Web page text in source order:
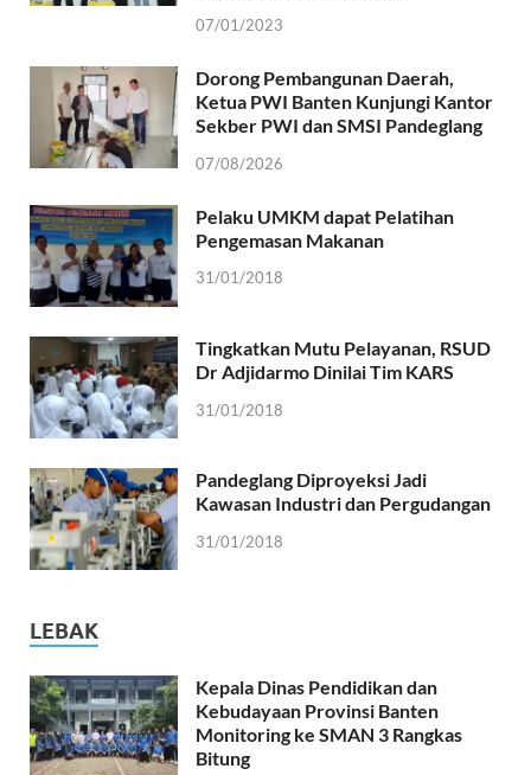
07/01/2023
Dorong Pembangunan Daerah,
Ketua PWI Banten Kunjungi Kantor
Sekber PWI dan SMSI Pandeglang
07/08/2026
Pelaku UMKM dapat Pelatihan
Pengemasan Makanan
31/01/2018
Tingkatkan Mutu Pelayanan, RSUD
Dr Adjidarmo Dinilai Tim KARS
31/01/2018
Pandeglang Diproyeksi Jadi
Kawasan Industri dan Pergudangan
31/01/2018
LEBAK
Kepala Dinas Pendidikan dan
Kebudayaan Provinsi Banten
Monitoring ke SMAN 3 Rangkas
Bitung